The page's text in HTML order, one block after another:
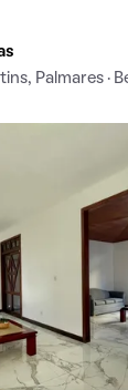
Palmares ·